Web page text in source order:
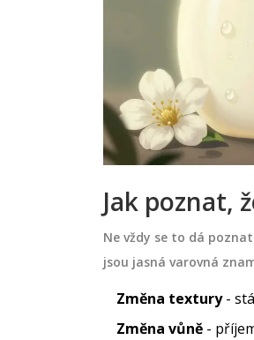
Jak poznat,
Ne vždy se to dá
jsou jasná varovná
Změna textury-
Změna vůně -